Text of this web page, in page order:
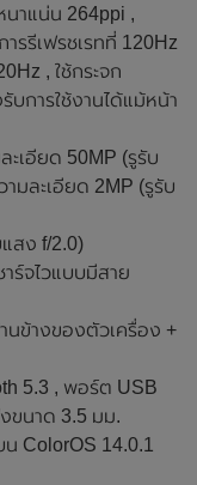
นาแน่น 264ppi ,
รรีเฟรชเรทที่ 120Hz
, ใช้กระจก
บการใช้งานได้แม้หน้า
เอียด 50MP (รูรับ
มละเอียด 2MP (รูรับ
สง f/2.0)
ร์จไวแบบมีสาย
นข้างของตัวเครื่อง +
5.3 , พอร์ต USB
ขนาด 3.5 มม.
ColorOS 14.0.1